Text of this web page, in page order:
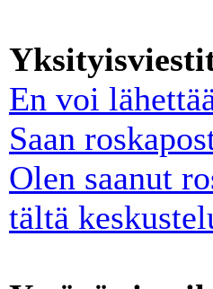
En voi
Saan
Olen saanut
tältä